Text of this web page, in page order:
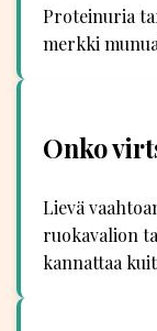
Proteinuria
merkki
Onko
Lievä
ruokavalion
kannattaa